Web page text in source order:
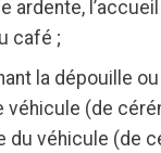
ardente,
café ;
la dépouille
(de
véhicule (de